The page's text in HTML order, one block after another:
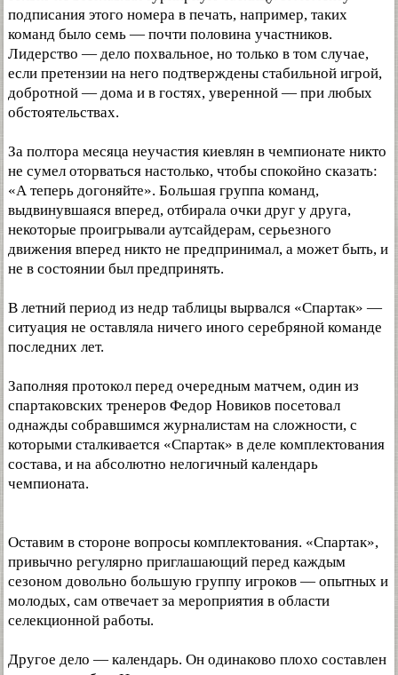
подписания этого номера в печать, например, таких
команд было семь — почти половина участников.
Лидерство — дело похвальное, но только в том случае,
если претензии на него подтверждены стабильной игрой,
добротной — дома и в гостях, уверенной — при любых
обстоятельствах.
За полтора месяца неучастия киевлян в чемпионате никто
не сумел оторваться настолько, чтобы спокойно сказать:
«А теперь догоняйте». Большая группа команд,
выдвинувшаяся вперед, отбирала очки друг у друга,
некоторые проигрывали аутсайдерам, серьезного
движения вперед никто не предпринимал, а может быть, и
не в состоянии был предпринять.
В летний период из недр таблицы вырвался «Спартак» —
ситуация не оставляла ничего иного серебряной команде
последних лет.
Заполняя протокол перед очередным матчем, один из
спартаковских тренеров Федор Новиков посетовал
однажды собравшимся журналистам на сложности, с
которыми сталкивается «Спартак» в деле комплектования
состава, и на абсолютно нелогичный календарь
чемпионата.
Оставим в стороне вопросы комплектования. «Спартак»,
привычно регулярно приглашающий перед каждым
сезоном довольно большую группу игроков — опытных и
молодых, сам отвечает за мероприятия в области
селекционной работы.
Другое дело — календарь. Он одинаково плохо составлен